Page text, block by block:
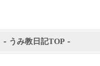
- うみ教日記TOP -